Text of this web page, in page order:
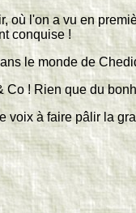
où l'on a vu en
conquise !
le monde de
Co ! Rien que du
voix à faire pâlir la